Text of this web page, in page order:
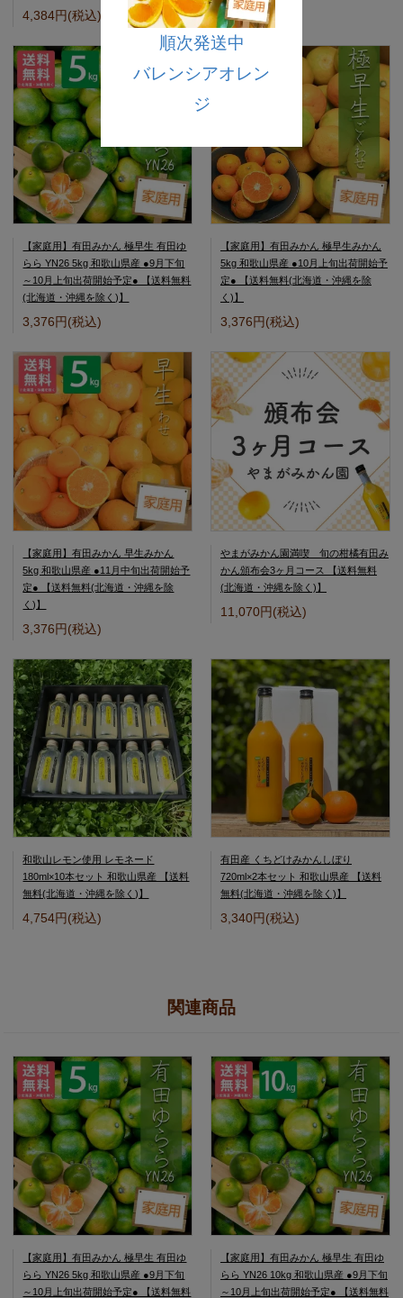
4,384円(税込) 1,764円(税込)
【家庭用】有田みかん 極早生 有田ゆ
らら YN26 5kg 和歌山県産 ●9月下旬
～10月上旬出荷開始予定● 【送料無料
(北海道・沖縄を除く)】
3,376円(税込)
【家庭用】有田みかん 極早生みかん
5kg 和歌山県産 ●10月上旬出荷開始予
定● 【送料無料(北海道・沖縄を除
く)】
3,376円(税込)
【家庭用】有田みかん 早生みかん
5kg 和歌山県産 ●11月中旬出荷開始予
定● 【送料無料(北海道・沖縄を除
く)】
3,376円(税込)
やまがみかん園満喫 旬の柑橘有田み
かん頒布会3ヶ月コース 【送料無料
(北海道・沖縄を除く)】
11,070円(税込)
和歌山レモン使用 レモネード
180ml×10本セット 和歌山県産 【送料
無料(北海道・沖縄を除く)】
4,754円(税込)
有田産 くちどけみかんしぼり
720ml×2本セット 和歌山県産 【送料
無料(北海道・沖縄を除く)】
3,340円(税込)
関連商品
【家庭用】有田みかん 極早生 有田ゆ
らら YN26 5kg 和歌山県産 ●9月下旬
～10月上旬出荷開始予定● 【送料無料
【家庭用】有田みかん 極早生 有田ゆ
らら YN26 10kg 和歌山県産 ●9月下旬
～10月上旬出荷開始予定● 【送料無料
順次発送中
バレンシアオレン
ジ